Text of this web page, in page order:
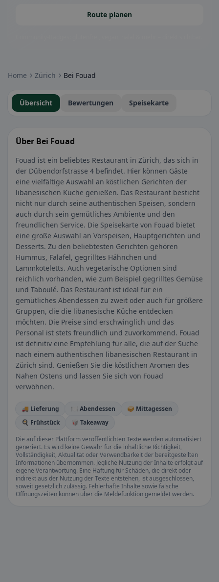
Route planen
Home Zürich Bei Fouad
Übersicht Bewertungen Speisekarte
Über Bei Fouad
Fouad ist ein beliebtes Restaurant in Zürich, das sich in
der Dübendorfstrasse 4 befindet. Hier können Gäste
eine vielfältige Auswahl an köstlichen Gerichten der
libanesischen Küche genießen. Das Restaurant besticht
nicht nur durch seine authentischen Speisen, sondern
auch durch sein gemütliches Ambiente und den
freundlichen Service. Die Speisekarte von Fouad bietet
eine große Auswahl an Vorspeisen, Hauptgerichten und
Desserts. Zu den beliebtesten Gerichten gehören
Hummus, Falafel, gegrilltes Hähnchen und
Lammkoteletts. Auch vegetarische Optionen sind
reichlich vorhanden, wie zum Beispiel gegrilltes Gemüse
und Taboulé. Das Restaurant ist ideal für ein
gemütliches Abendessen zu zweit oder auch für größere
Gruppen, die die libanesische Küche entdecken
möchten. Die Preise sind erschwinglich und das
Personal ist stets freundlich und zuvorkommend. Fouad
ist definitiv eine Empfehlung für alle, die auf der Suche
nach einem authentischen libanesischen Restaurant in
Zürich sind. Genießen Sie die köstlichen Aromen des
Nahen Ostens und lassen Sie sich von Fouad
verwöhnen.
🚚 Lieferung 🍽️ Abendessen
🥪 Mittagessen
🍳 Frühstück
🥡 Takeaway
Die auf dieser Plattform veröffentlichten Texte werden automatisiert
generiert. Es wird keine Gewähr für die inhaltliche Richtigkeit,
Vollständigkeit, Aktualität oder Verwendbarkeit der bereitgestellten
Informationen übernommen. Jegliche Nutzung der Inhalte erfolgt auf
eigene Verantwortung. Eine Haftung für Schäden, die direkt oder
indirekt aus der Nutzung der Texte entstehen, ist ausgeschlossen,
soweit gesetzlich zulässig. Fehlerhafte Inhalte sowie falsche
Öffnungszeiten können über die Meldefunktion gemeldet werden.